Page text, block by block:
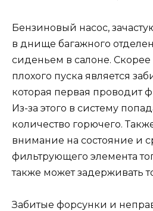
Бензиновый насос,
в днище багажного
сиденьем в салоне.
плохого пуска является
которая первая проводит
Из-за этого в систему
количество горючего.
внимание на состояние и
фильтрующего элемента
также может задерживать
Забитые форсунки и